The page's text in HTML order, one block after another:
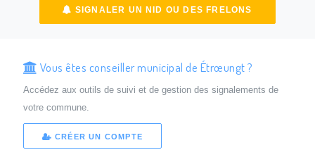
SIGNALER UN NID OU DES FRELONS
Vous êtes conseiller municipal de Étrœungt ?
Accédez aux outils de suivi et de gestion des signalements de
votre commune.
CRÉER UN COMPTE